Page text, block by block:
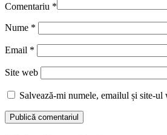
Comentariu *
Nume *
Email *
Site web
Salvează-mi numele, emailul și site-